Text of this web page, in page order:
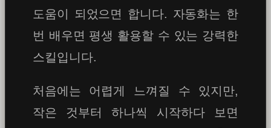
도움이 되었으면 합니다. 자동화는 한
번 배우면 평생 활용할 수 있는 강력한
스킬입니다.
처음에는 어렵게 느껴질 수 있지만,
작은 것부터 하나씩 시작하다 보면